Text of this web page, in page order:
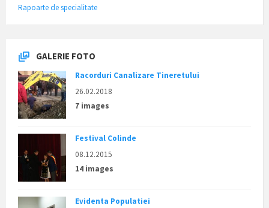
Rapoarte de specialitate
GALERIE FOTO
Racorduri Canalizare Tineretului
26.02.2018
7 images
Festival Colinde
08.12.2015
14 images
Evidenta Populatiei